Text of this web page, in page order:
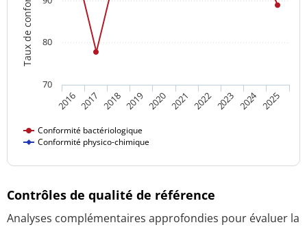
Taux de conformité
Conformité bactériologique
Conformité physico-chimique
2016 2017 2018 2019 2020 2021 2022 2023 2024 2025
70
80
Contrôles de qualité de référence
Analyses complémentaires approfondies pour évaluer la